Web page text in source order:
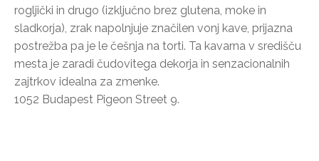
rogljički in drugo (izključno brez glutena, moke in
sladkorja), zrak napolnjuje značilen vonj kave, prijazna
postrežba pa je le češnja na torti. Ta kavarna v središču
mesta je zaradi čudovitega dekorja in senzacionalnih
zajtrkov idealna za zmenke.
1052 Budapest Pigeon Street 9.